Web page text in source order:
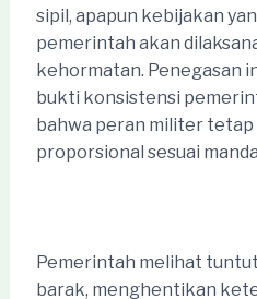
sipil, apapun kebijakan
pemerintah akan
kehormatan. Penegasan
bukti konsistensi
bahwa peran militer
proporsional sesuai
Pemerintah melihat
barak, menghentikan